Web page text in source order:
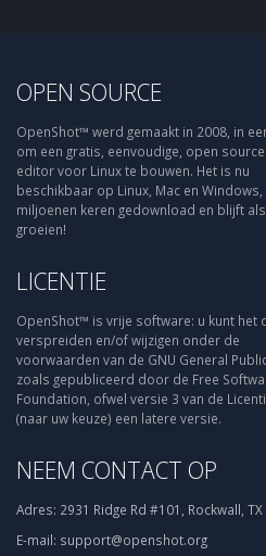
OPEN SOURCE
OpenShot™ werd gemaakt in 2008, in
om een gratis, eenvoudige, open
editor voor Linux te bouwen. Het is nu
beschikbaar op Linux, Mac en Windows,
miljoenen keren gedownload en blijft
groeien!
LICENTIE
OpenShot™ is vrije software: u kunt het
verspreiden en/of wijzigen onder de
voorwaarden van de GNU General
zoals gepubliceerd door de Free
Foundation, ofwel versie 3 van de
(naar uw keuze) een latere versie.
NEEM CONTACT OP
Adres: 2931 Ridge Rd #101, Rockwall,
E-mail: support@openshot.org